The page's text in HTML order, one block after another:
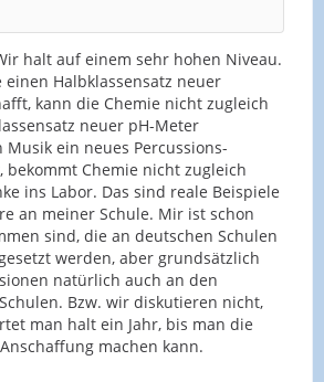
halt auf einem sehr hohen Niveau.
einen Halbklassensatz neuer
kann die Chemie nicht zugleich
neuer pH-Meter
Musik ein neues Percussions-
bekommt Chemie nicht zugleich
ins Labor. Das sind reale Beispiele
an meiner Schule. Mir ist schon
sind, die an deutschen Schulen
werden, aber grundsätzlich
natürlich auch an den
Bzw. wir diskutieren nicht,
man halt ein Jahr, bis man die
machen kann.